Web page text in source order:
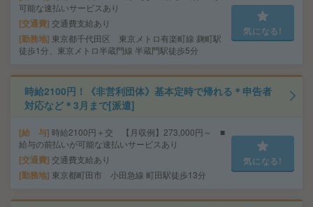
可能な速払いサービスあり
交通費 交通費支給あり
勤務地 東京都千代田区 東京メトロ有楽町線 麹町駅
徒歩1分、東京メトロ半蔵門線 半蔵門駅徒歩5分
気になる!
時給2100円！《非営利団体》基本定時で帰れる＊申告者
対応など＊3月まで[派遣]
給 与 時給2100円＋交 【月収例】273,000円～ ■
給与の前払いが可能な速払いサービスあり
交通費 交通費支給あり
勤務地 東京都町田市 小田急線 町田駅徒歩13分
気になる!